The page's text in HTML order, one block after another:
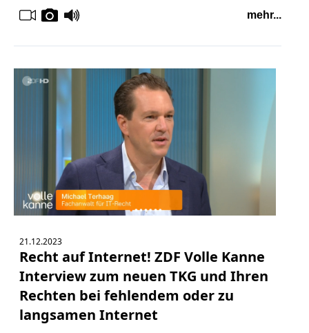
mehr...
21.12.2023
Recht auf Internet! ZDF Volle Kanne
Interview zum neuen TKG und Ihren
Rechten bei fehlendem oder zu
langsamen Internet